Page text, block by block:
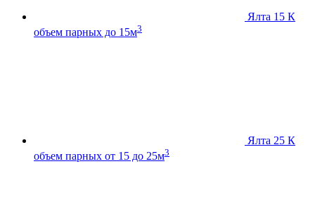
Ялта 15 К
объем парных до 15м3
Ялта 25 К
объем парных от 15 до 25м3